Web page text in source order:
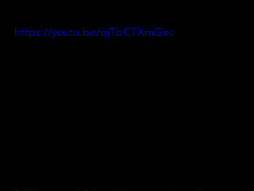
https://youtu.be/qjTbCTXmGxc